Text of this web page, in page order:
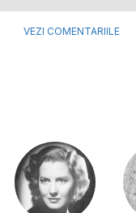
VEZI COMENTARIILE